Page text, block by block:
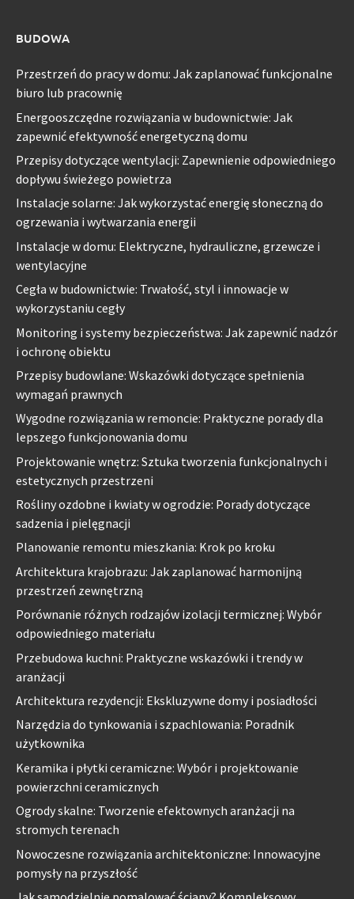
BUDOWA
Przestrzeń do pracy w domu: Jak zaplanować funkcjonalne
biuro lub pracownię
Energooszczędne rozwiązania w budownictwie: Jak
zapewnić efektywność energetyczną domu
Przepisy dotyczące wentylacji: Zapewnienie odpowiedniego
dopływu świeżego powietrza
Instalacje solarne: Jak wykorzystać energię słoneczną do
ogrzewania i wytwarzania energii
Instalacje w domu: Elektryczne, hydrauliczne, grzewcze i
wentylacyjne
Cegła w budownictwie: Trwałość, styl i innowacje w
wykorzystaniu cegły
Monitoring i systemy bezpieczeństwa: Jak zapewnić nadzór
i ochronę obiektu
Przepisy budowlane: Wskazówki dotyczące spełnienia
wymagań prawnych
Wygodne rozwiązania w remoncie: Praktyczne porady dla
lepszego funkcjonowania domu
Projektowanie wnętrz: Sztuka tworzenia funkcjonalnych i
estetycznych przestrzeni
Rośliny ozdobne i kwiaty w ogrodzie: Porady dotyczące
sadzenia i pielęgnacji
Planowanie remontu mieszkania: Krok po kroku
Architektura krajobrazu: Jak zaplanować harmonijną
przestrzeń zewnętrzną
Porównanie różnych rodzajów izolacji termicznej: Wybór
odpowiedniego materiału
Przebudowa kuchni: Praktyczne wskazówki i trendy w
aranżacji
Architektura rezydencji: Ekskluzywne domy i posiadłości
Narzędzia do tynkowania i szpachlowania: Poradnik
użytkownika
Keramika i płytki ceramiczne: Wybór i projektowanie
powierzchni ceramicznych
Ogrody skalne: Tworzenie efektownych aranżacji na
stromych terenach
Nowoczesne rozwiązania architektoniczne: Innowacyjne
pomysły na przyszłość